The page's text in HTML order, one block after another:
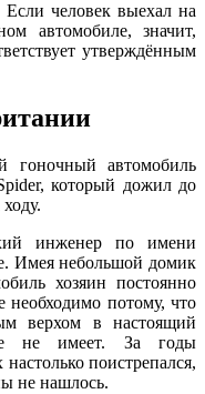
человек выехал на
автомобиле, значит,
утверждённым
гоночный автомобиль
который дожил до
инженер по имени
Имея небольшой домик
хозяин постоянно
необходимо потому, что
верхом в настоящий
не имеет. За годы
поистрепался,
не нашлось.